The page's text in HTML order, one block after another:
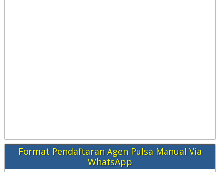
Format Pendaftaran Agen Pulsa Manual Via
WhatsApp